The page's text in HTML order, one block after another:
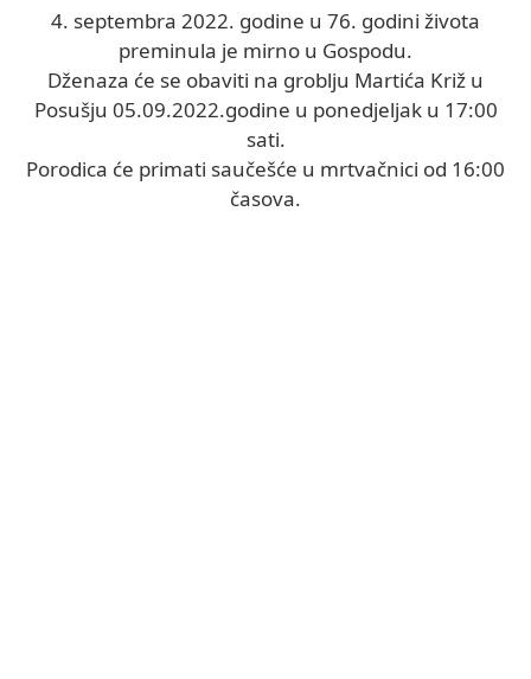
4. septembra 2022. godine u 76. godini života
preminula je mirno u Gospodu.
Dženaza će se obaviti na groblju Martića Križ u
Posušju 05.09.2022.godine u ponedjeljak u 17:00
sati.
Porodica će primati saučešće u mrtvačnici od 16:00
časova.